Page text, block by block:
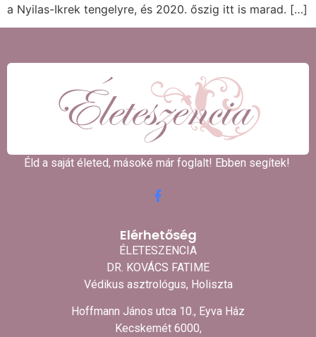
a Nyilas-Ikrek tengelyre, és 2020. őszig itt is marad. […]
Éld a saját életed, másoké már foglalt! Ebben segítek! ​
Elérhetőség
ÉLETESZENCIA
DR. KOVÁCS FATIME
Védikus asztrológus, Holiszta
Hoffmann János utca 10., Eyva Ház
Kecskemét 6000,